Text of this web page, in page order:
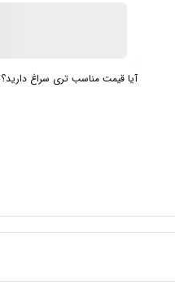
آیا قیمت مناسب تری سراغ دارید؟